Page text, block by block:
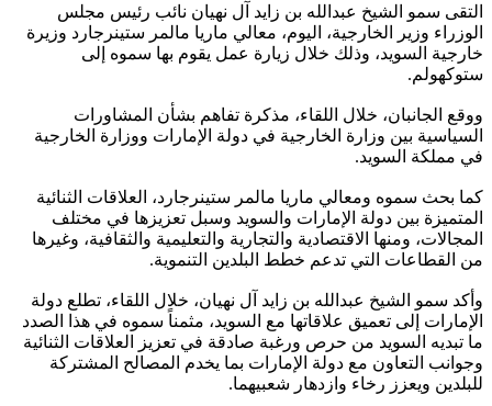
التقى سمو الشيخ عبدالله بن زايد آل نهيان نائب رئيس مجلس
الوزراء وزير الخارجية، اليوم، معالي ماريا مالمر ستينرجارد وزيرة
خارجية السويد، وذلك خلال زيارة عمل يقوم بها سموه إلى
ستوكهولم.
ووقع الجانبان، خلال اللقاء، مذكرة تفاهم بشأن المشاورات
السياسية بين وزارة الخارجية في دولة الإمارات ووزارة الخارجية
في مملكة السويد.
كما بحث سموه ومعالي ماريا مالمر ستينرجارد، العلاقات الثنائية
المتميزة بين دولة الإمارات والسويد وسبل تعزيزها في مختلف
المجالات، ومنها الاقتصادية والتجارية والتعليمية والثقافية، وغيرها
من القطاعات التي تدعم خطط البلدين التنموية.
وأكد سمو الشيخ عبدالله بن زايد آل نهيان، خلال اللقاء، تطلع دولة
الإمارات إلى تعميق علاقاتها مع السويد، مثمناً سموه في هذا الصدد
ما تبديه السويد من حرص ورغبة صادقة في تعزيز العلاقات الثنائية
وجوانب التعاون مع دولة الإمارات بما يخدم المصالح المشتركة
للبلدين ويعزز رخاء وازدهار شعبيهما.